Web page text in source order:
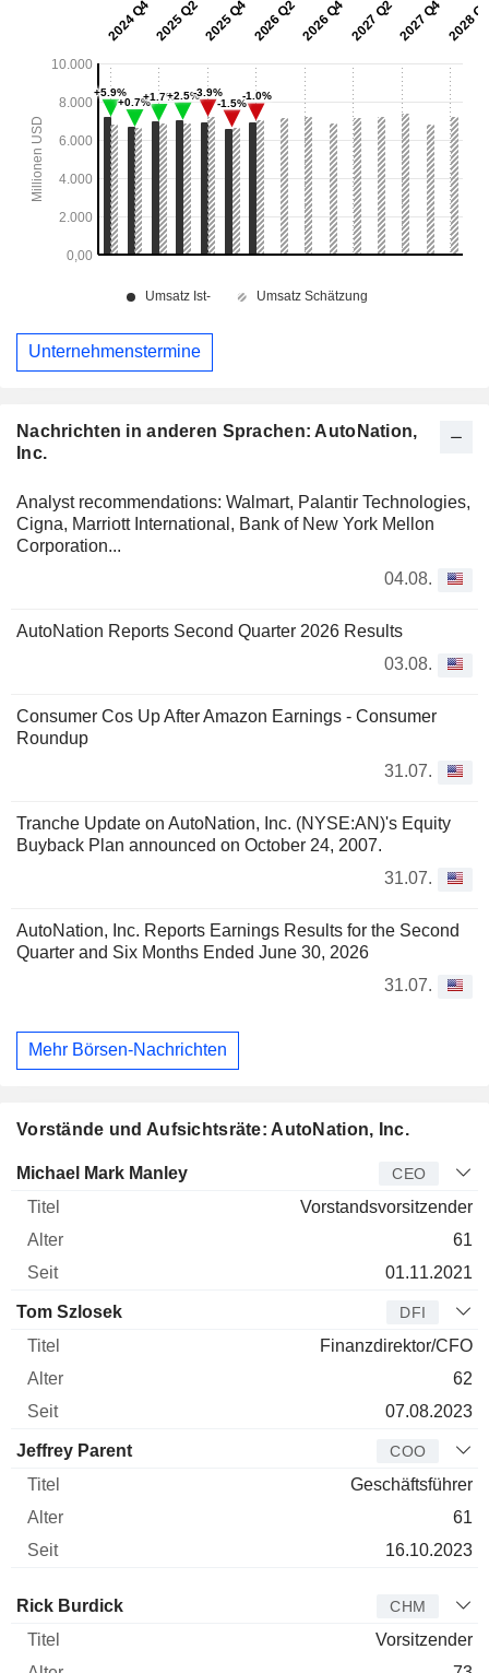
Nachrichten in anderen Sprachen: AutoNation,
Inc.
Analyst recommendations: Walmart, Palantir Technologies,
Cigna, Marriott International, Bank of New York Mellon
Corporation...
04.08.
AutoNation Reports Second Quarter 2026 Results
03.08.
Consumer Cos Up After Amazon Earnings - Consumer
Roundup
31.07.
Tranche Update on AutoNation, Inc. (NYSE:AN)'s Equity
Buyback Plan announced on October 24, 2007.
31.07.
AutoNation, Inc. Reports Earnings Results for the Second
Quarter and Six Months Ended June 30, 2026
31.07.
Mehr Börsen-Nachrichten
Vorstände und Aufsichtsräte: AutoNation, Inc.
Manager Titel Alter Seit
Michael Mark Manley CEO
Vorstandsvorsitzender
61
01.11.2021
Tom Szlosek DFI
Finanzdirektor/CFO
62
07.08.2023
Jeffrey Parent COO
Geschäftsführer
61
16.10.2023
Verwaltungsratsmitglied
Rick Burdick CHM
Vorsitzender
Unternehmenstermine